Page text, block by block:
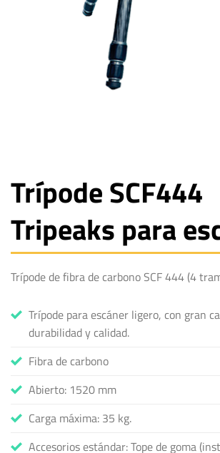
Trípode SCF444
Tripeaks para
Trípode de fibra de carbono SCF 444 (4
Trípode para escáner ligero, con gran
durabilidad y calidad.
Fibra de carbono
Abierto: 1520 mm
Carga máxima: 35 kg.
Accesorios estándar: Tope de goma